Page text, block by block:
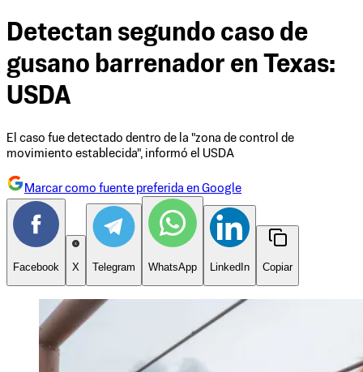
Detectan segundo caso de
gusano barrenador en Texas:
USDA
El caso fue detectado dentro de la "zona de control de
movimiento establecida", informó el USDA
Marcar como fuente preferida en Google
Facebook X Telegram WhatsApp LinkedIn Copiar